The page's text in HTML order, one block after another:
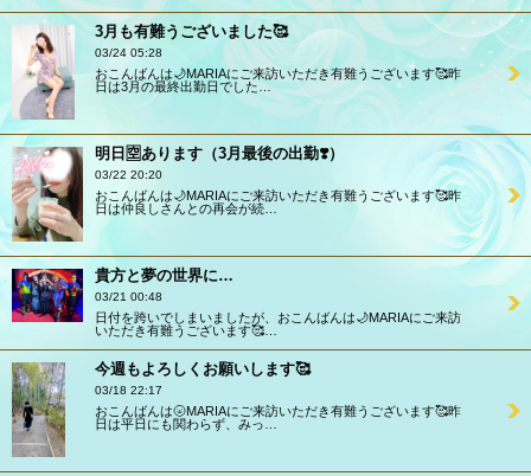
3月も有難うございました🥰
03/24 05:28
おこんばんは🌙MARIAにご来訪いただき有難うございます🥰昨
日は3月の最終出勤日でした…
明日🈳あります（3月最後の出勤❣️）
03/22 20:20
おこんばんは🌙MARIAにご来訪いただき有難うございます🥰昨
日は仲良しさんとの再会が続…
貴方と夢の世界に…
03/21 00:48
日付を跨いでしまいましたが、おこんばんは🌙MARIAにご来訪
いただき有難うございます🥰…
今週もよろしくお願いします🥰
03/18 22:17
おこんばんは🌝MARIAにご来訪いただき有難うございます🥰昨
日は平日にも関わらず、みっ…